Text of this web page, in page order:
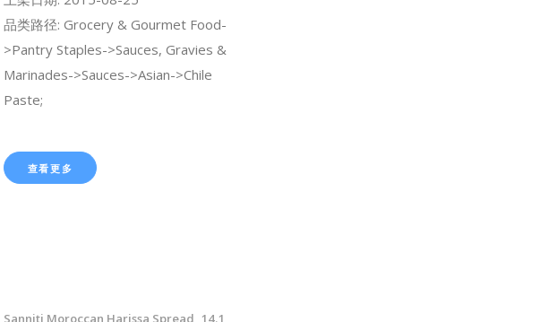
品类路径: Grocery & Gourmet Food-
>Pantry Staples->Sauces, Gravies &
Marinades->Sauces->Asian->Chile
Paste;
查看更多
Sanniti Moroccan Harissa Spread, 14.1